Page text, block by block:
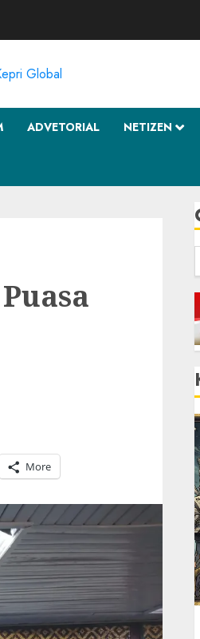
ADVETORIAL NETIZEN
More